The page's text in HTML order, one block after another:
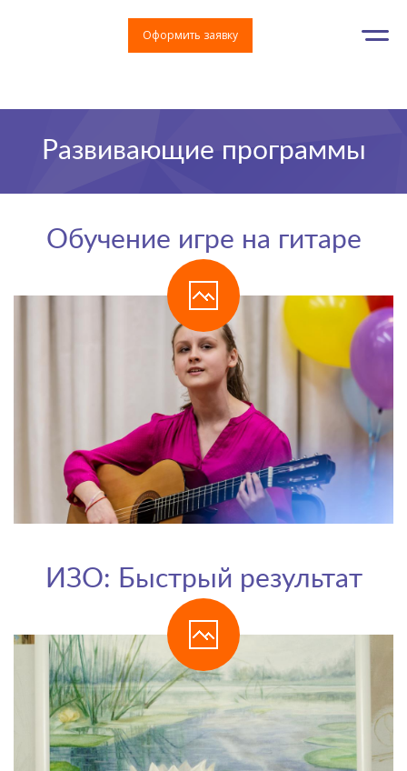
Оформить заявку
Развивающие программы
Обучение игре на гитаре
ИЗО: Быстрый результат